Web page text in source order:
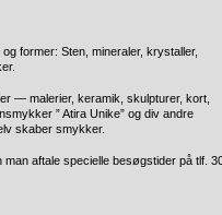
former: Sten, mineraler, krystaller,
— malerier, keramik, skulpturer, kort,
” Atira Unike” og div andre
skaber smykker.
aftale specielle besøgstider på tlf.